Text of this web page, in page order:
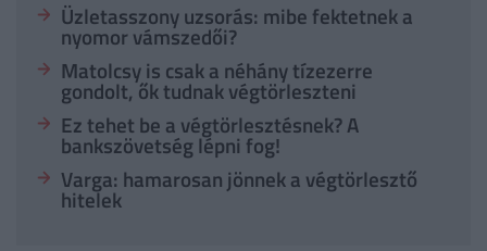
Üzletasszony uzsorás: mibe fektetnek a
nyomor vámszedői?
Matolcsy is csak a néhány tízezerre
gondolt, ők tudnak végtörleszteni
Ez tehet be a végtörlesztésnek? A
bankszövetség lépni fog!
Varga: hamarosan jönnek a végtörlesztő
hitelek